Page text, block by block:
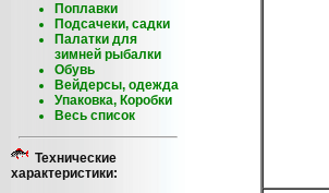
Поплавки
Подсачеки, садки
Палатки для
зимней рыбалки
Обувь
Вейдерсы, одежда
Упаковка, Коробки
Весь список
Технические
характеристики: